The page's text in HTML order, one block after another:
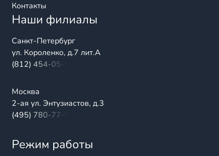
Контакты
Наши филиалы
Санкт-Петербург
ул. Короленко, д.7 лит.А
(812) 454-05-54
Москва
2-ая ул. Энтузиастов, д.3
(495) 780-77-98
Режим работы